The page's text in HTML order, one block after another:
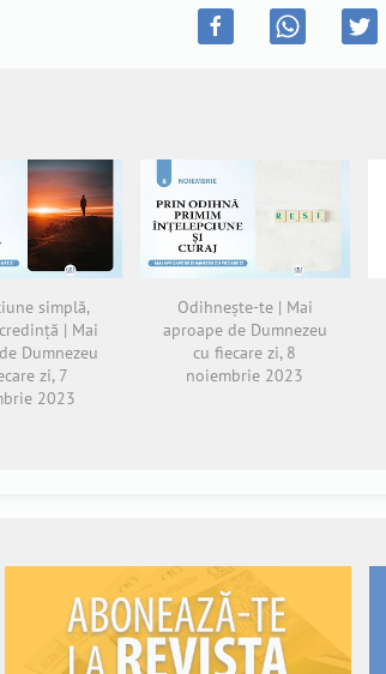
simplă,
| Mai
Dumnezeu
zi, 7
2023
Odihnește-te | Mai
aproape de Dumnezeu
cu fiecare zi, 8
noiembrie 2023